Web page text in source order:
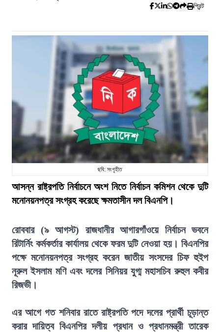
প্রিন্ট
ছবি: সংগৃহীত
আসন্ন রাষ্ট্রপতি নির্বাচনে অংশ নিতে নির্বাচন কমিশন থেকে দুটি
মনোনয়নপত্র সংগ্রহ করেছে ক্ষমতাসীন দল বিএনপি।
রোববার (৯ আগস্ট) রাজধানীর আগারগাঁওয়ে নির্বাচন ভবনে
রিটার্নিং কর্মকর্তার কার্যালয় থেকে ফরম দুটি নেওয়া হয়। বিএনপির
পক্ষে মনোনয়নপত্র সংগ্রহ করেন জাতীয় সংসদের চিফ হুইপ
নূরুল ইসলাম মণি এবং দলের সিনিয়র যুগ্ম মহাসচিব রুহুল কবীর
রিজভী।
এর আগে গত শনিবার রাতে রাষ্ট্রপতি পদে দলের প্রার্থী চূড়ান্ত
করার দায়িত্ব বিএনপির দলীয় প্রধান ও প্রধানমন্ত্রী তারেক